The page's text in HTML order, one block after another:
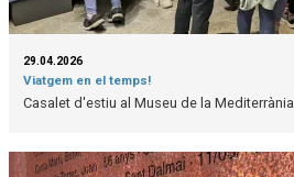
29.04.2026
Viatgem en el temps!
Casalet d'estiu al Museu de la Mediterrània